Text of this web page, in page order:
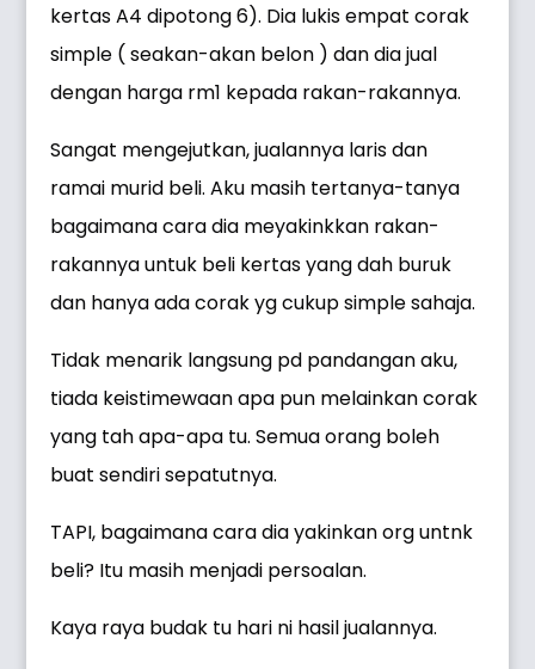
kertas A4 dipotong 6). Dia lukis empat corak
simple ( seakan-akan belon ) dan dia jual
dengan harga rm1 kepada rakan-rakannya.
Sangat mengejutkan, jualannya laris dan
ramai murid beli. Aku masih tertanya-tanya
bagaimana cara dia meyakinkkan rakan-
rakannya untuk beli kertas yang dah buruk
dan hanya ada corak yg cukup simple sahaja.
Tidak menarik langsung pd pandangan aku,
tiada keistimewaan apa pun melainkan corak
yang tah apa-apa tu. Semua orang boleh
buat sendiri sepatutnya.
TAPI, bagaimana cara dia yakinkan org untnk
beli? Itu masih menjadi persoalan.
Kaya raya budak tu hari ni hasil jualannya.